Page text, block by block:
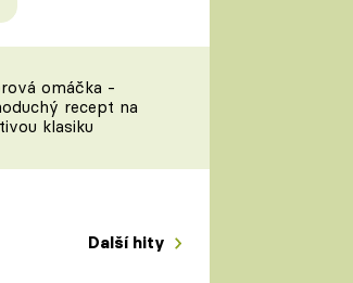
Prima LAJK
Sledujte nás
omáčka -
recept na
klasiku
Další hity